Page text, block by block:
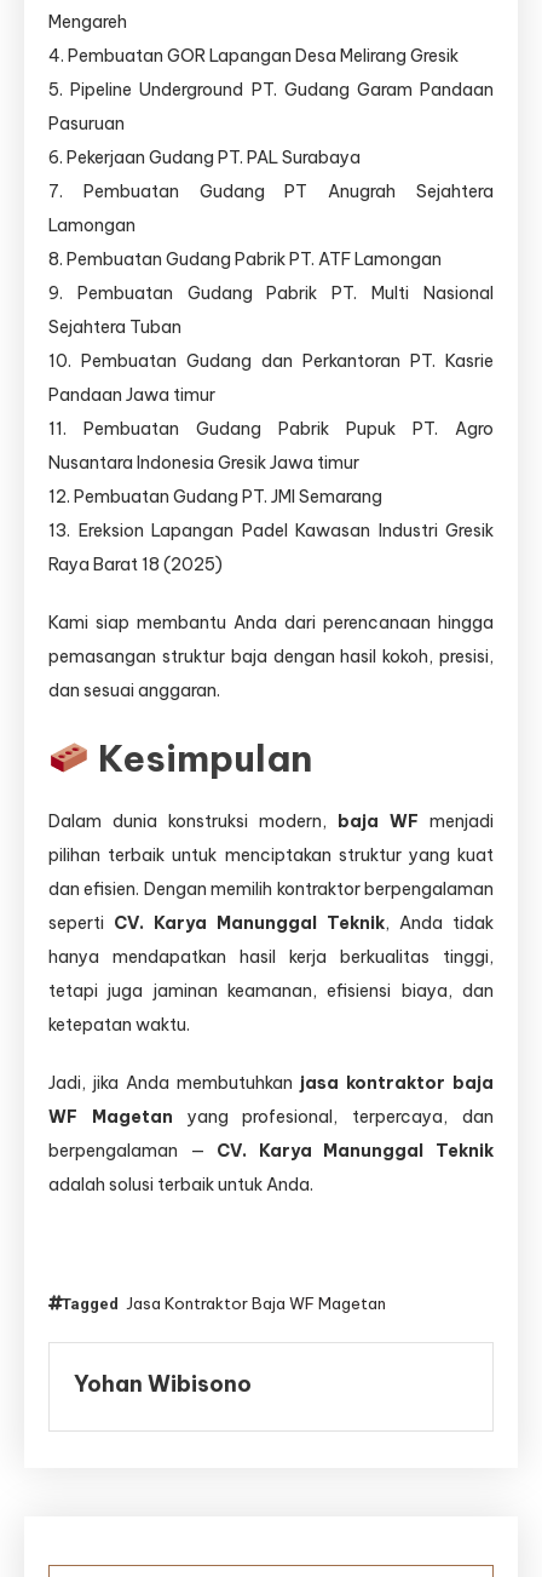
Mengareh
4. Pembuatan GOR Lapangan Desa Melirang Gresik
5. Pipeline Underground PT. Gudang Garam Pandaan
Pasuruan
6. Pekerjaan Gudang PT. PAL Surabaya
7. Pembuatan Gudang PT Anugrah Sejahtera
Lamongan
8. Pembuatan Gudang Pabrik PT. ATF Lamongan
9. Pembuatan Gudang Pabrik PT. Multi Nasional
Sejahtera Tuban
10. Pembuatan Gudang dan Perkantoran PT. Kasrie
Pandaan Jawa timur
11. Pembuatan Gudang Pabrik Pupuk PT. Agro
Nusantara Indonesia Gresik Jawa timur
12. Pembuatan Gudang PT. JMI Semarang
13. Ereksion Lapangan Padel Kawasan Industri Gresik
Raya Barat 18 (2025)
Kami siap membantu Anda dari perencanaan hingga
pemasangan struktur baja dengan hasil kokoh, presisi,
dan sesuai anggaran.
Kesimpulan
Dalam dunia konstruksi modern, baja WF menjadi
pilihan terbaik untuk menciptakan struktur yang kuat
dan efisien. Dengan memilih kontraktor berpengalaman
seperti CV. Karya Manunggal Teknik, Anda tidak
hanya mendapatkan hasil kerja berkualitas tinggi,
tetapi juga jaminan keamanan, efisiensi biaya, dan
ketepatan waktu.
Jadi, jika Anda membutuhkan jasa kontraktor baja
WF Magetan yang profesional, terpercaya, dan
berpengalaman — CV. Karya Manunggal Teknik
adalah solusi terbaik untuk Anda.
Tagged Jasa Kontraktor Baja WF Magetan
Yohan Wibisono
Navigasi